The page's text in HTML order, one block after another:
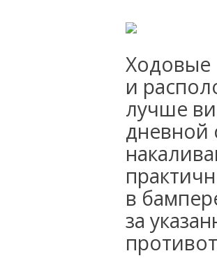
Ходовые
и
лучше
дневной
в
за